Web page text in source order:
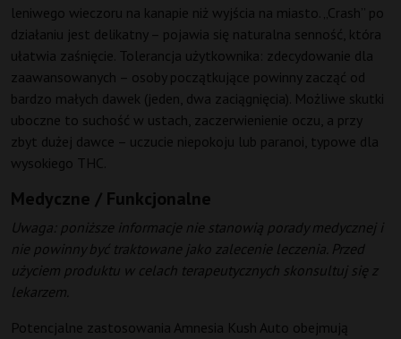
leniwego wieczoru na kanapie niż wyjścia na miasto. „Crash” po
działaniu jest delikatny – pojawia się naturalna senność, która
ułatwia zaśnięcie. Tolerancja użytkownika: zdecydowanie dla
zaawansowanych – osoby początkujące powinny zacząć od
bardzo małych dawek (jeden, dwa zaciągnięcia). Możliwe skutki
uboczne to suchość w ustach, zaczerwienienie oczu, a przy
zbyt dużej dawce – uczucie niepokoju lub paranoi, typowe dla
wysokiego THC.
Medyczne / Funkcjonalne
Uwaga: poniższe informacje nie stanowią porady medycznej i
nie powinny być traktowane jako zalecenie leczenia. Przed
użyciem produktu w celach terapeutycznych skonsultuj się z
lekarzem.
Potencjalne zastosowania Amnesia Kush Auto obejmują